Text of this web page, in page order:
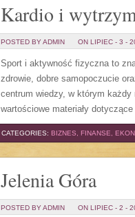
Kardio i
POSTED BY ADMIN ON LIPIEC - 3 -
Sport i aktywność fizyczna to
zdrowie, dobre samopoczucie
centrum wiedzy, w którym każdy
wartościowe materiały
CATEGORIES: BIZNES, FINANSE,
Jelenia Góra
POSTED BY ADMIN ON LIPIEC - 2 -